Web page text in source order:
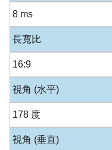
8 ms
長寬比
16:9
視角 (水平)
178 度
視角 (垂直)